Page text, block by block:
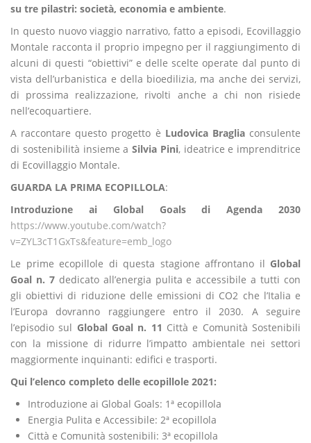
su tre pilastri: società, economia e ambiente.
In questo nuovo viaggio narrativo, fatto a episodi, Ecovillaggio
Montale racconta il proprio impegno per il raggiungimento di
alcuni di questi “obiettivi” e delle scelte operate dal punto di
vista dell’urbanistica e della bioedilizia, ma anche dei servizi,
di prossima realizzazione, rivolti anche a chi non risiede
nell’ecoquartiere.
A raccontare questo progetto è Ludovica Bragliaconsulente
di sostenibilità insieme a Silvia Pini, ideatrice e imprenditrice
di Ecovillaggio Montale.
GUARDA LA PRIMA ECOPILLOLA:
Introduzione ai Global Goals di Agenda 2030
https://www.youtube.com/watch?
v=ZYL3cT1GxTs&feature=emb_logo
Le prime ecopillole di questa stagione affrontano il Global
Goal n. 7dedicato all’energia pulita e accessibile a tutti con
gli obiettivi di riduzione delle emissioni di CO2 che l’Italia e
l’Europa dovranno raggiungere entro il 2030. A seguire
l’episodio sul Global Goal n. 11 Città e Comunità Sostenibili
con la missione di ridurre l’impatto ambientale nei settori
maggiormente inquinanti: edifici e trasporti.
Qui l’elenco completo delle ecopillole 2021:
Introduzione ai Global Goals: 1ª ecopillola
Energia Pulita e Accessibile: 2ª ecopillola
Città e Comunità sostenibili: 3ª ecopillola